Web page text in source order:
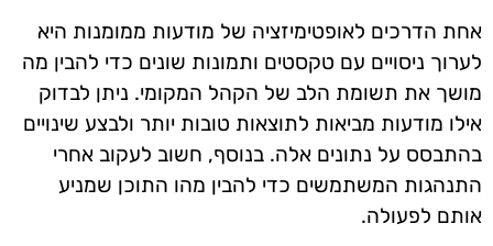
אחת הדרכים לאופטימיזציה של מודעות ממומנות היא
לערוך ניסויים עם טקסטים ותמונות שונים כדי להבין מה
מושך את תשומת הלב של הקהל המקומי. ניתן לבדוק
אילו מודעות מביאות לתוצאות טובות יותר ולבצע שינויים
בהתבסס על נתונים אלה. בנוסף, חשוב לעקוב אחרי
התנהגות המשתמשים כדי להבין מהו התוכן שמניע
אותם לפעולה.